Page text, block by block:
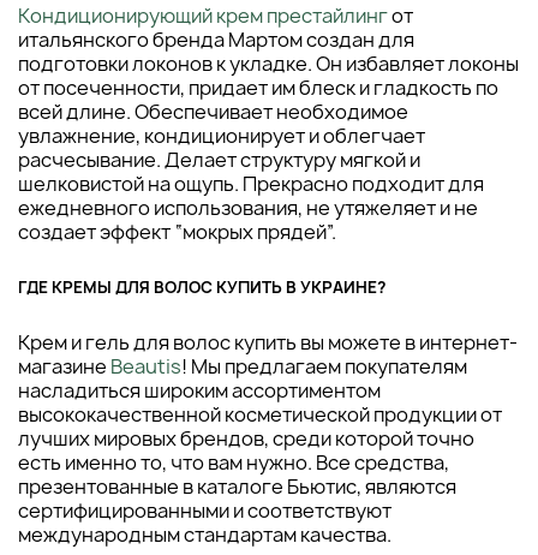
Кондиционирующий крем престайлингот
итальянского бренда Мартом создан для
подготовки локонов к укладке. Он избавляет локоны
от посеченности, придает им блеск и гладкость по
всей длине. Обеспечивает необходимое
увлажнение, кондиционирует и облегчает
расчесывание. Делает структуру мягкой и
шелковистой на ощупь. Прекрасно подходит для
ежедневного использования, не утяжеляет и не
создает эффект “мокрых прядей”.
ГДЕ КРЕМЫ ДЛЯ ВОЛОС КУПИТЬ В УКРАИНЕ?
Крем и гель для волос купить вы можете в интернет-
магазине Beautis! Мы предлагаем покупателям
насладиться широким ассортиментом
высококачественной косметической продукции от
лучших мировых брендов, среди которой точно
есть именно то, что вам нужно. Все средства,
презентованные в каталоге Бьютис, являются
сертифицированными и соответствуют
международным стандартам качества.